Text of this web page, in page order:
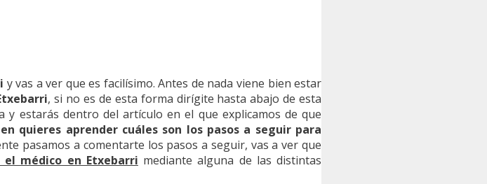
y vas a ver que es facilísimo. Antes de nada viene bien estar
, si no es de esta forma dirígite hasta abajo de esta
y estarás dentro del artículo en el que explicamos de que
quieres aprender cuáles son los pasos a seguir para
pasamos a comentarte los pasos a seguir, vas a ver que
médico en Etxebarri mediante alguna de las distintas